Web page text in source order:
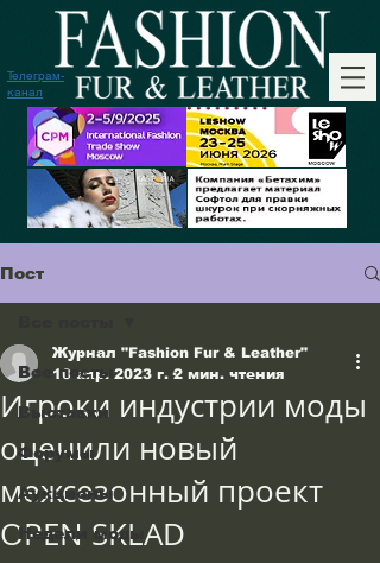
Телеграм-
канал
Пост
Все посты
Выставки
Форумы
Аукционы
Недели моды
Игроки индустрии моды
оценили новый
межсезонный проект
OPEN SKLAD
Журнал "Fashion Fur & Leather"
10 апр. 2023 г. 2 мин. чтения